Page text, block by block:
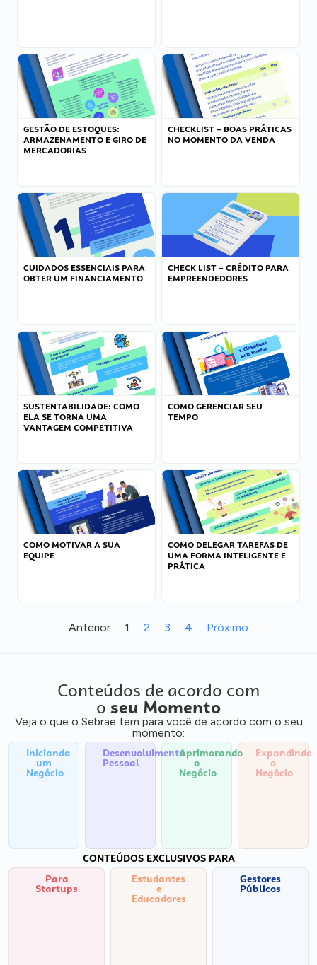
GESTÃO DE ESTOQUES:
ARMAZENAMENTO E GIRO DE
MERCADORIAS
CHECKLIST – BOAS PRÁTICAS
NO MOMENTO DA VENDA
CUIDADOS ESSENCIAIS PARA
OBTER UM FINANCIAMENTO
CHECK LIST – CRÉDITO PARA
EMPREENDEDORES
SUSTENTABILIDADE: COMO
ELA SE TORNA UMA
VANTAGEM COMPETITIVA
COMO GERENCIAR SEU
TEMPO
COMO MOTIVAR A SUA
EQUIPE
COMO DELEGAR TAREFAS DE
UMA FORMA INTELIGENTE E
PRÁTICA
Anterior 1 2 3 4 Próximo
Conteúdos de acordo com
o seu Momento
Veja o que o Sebrae tem para você de acordo com o seu
momento:
Iniciando
um
Negócio
Desenvolvimento
Pessoal
Aprimorando
o
Negócio
Expandindo
o
Negócio
CONTEÚDOS EXCLUSIVOS PARA
Para
Startups
Estudantes
e
Educadores
Gestores
Públicos